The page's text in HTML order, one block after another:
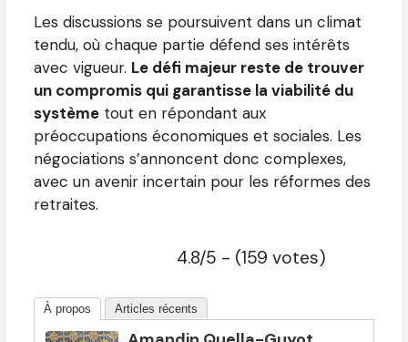
Les discussions se poursuivent dans un climat
tendu, où chaque partie défend ses intérêts
avec vigueur. Le défi majeur reste de trouver
un compromis qui garantisse la viabilité du
système tout en répondant aux
préoccupations économiques et sociales. Les
négociations s’annoncent donc complexes,
avec un avenir incertain pour les réformes des
retraites.
4.8/5 - (159 votes)
À propos Articles récents